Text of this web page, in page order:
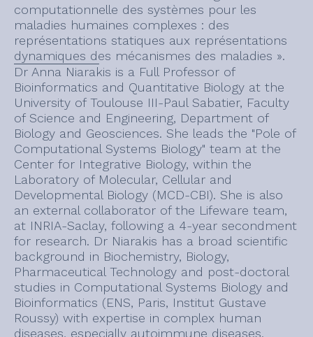
computationnelle des systèmes pour les
maladies humaines complexes : des
représentations statiques aux représentations
dynamiques des mécanismes des maladies ».
Dr Anna Niarakis is a Full Professor of
Bioinformatics and Quantitative Biology at the
University of Toulouse III-Paul Sabatier, Faculty
of Science and Engineering, Department of
Biology and Geosciences. She leads the "Pole of
Computational Systems Biology" team at the
Center for Integrative Biology, within the
Laboratory of Molecular, Cellular and
Developmental Biology (MCD-CBI). She is also
an external collaborator of the Lifeware team,
at INRIA-Saclay, following a 4-year secondment
for research. Dr Niarakis has a broad scientific
background in Biochemistry, Biology,
Pharmaceutical Technology and post-doctoral
studies in Computational Systems Biology and
Bioinformatics (ENS, Paris, Institut Gustave
Roussy) with expertise in complex human
diseases, especially autoimmune diseases.